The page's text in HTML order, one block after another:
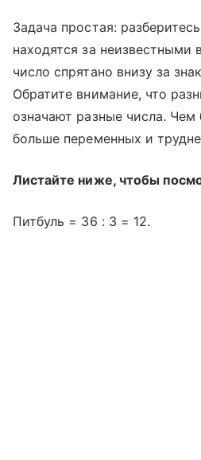
Задача простая:
находятся за неизвестными
число спрятано внизу за
Обратите внимание, что
означают разные числа.
больше переменных и
Листайте ниже, чтобы
Питбуль = 36 : 3 = 12.